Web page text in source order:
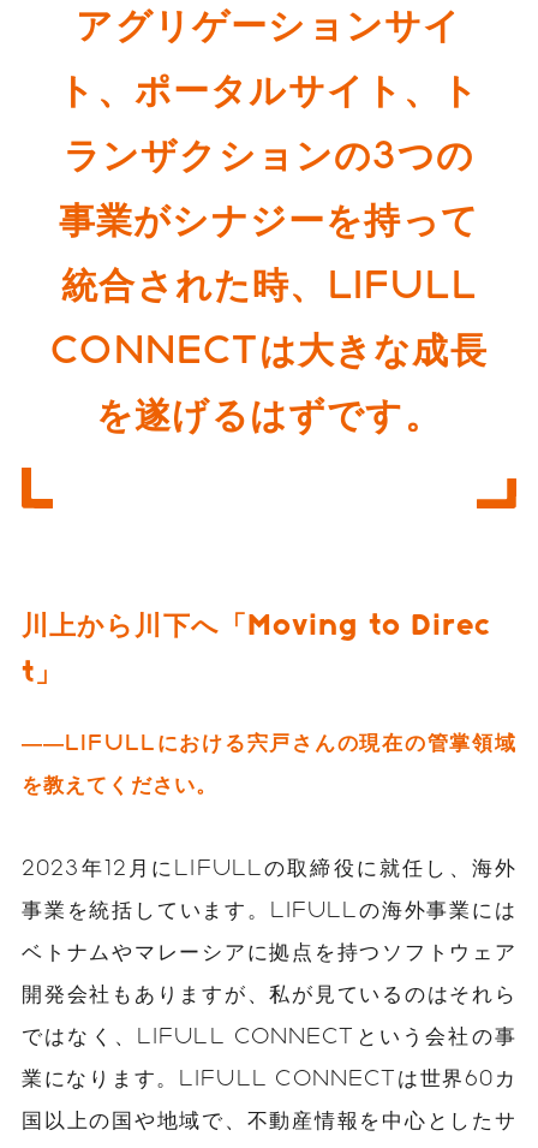
アグリゲーションサイ
ト、ポータルサイト、ト
ランザクションの3つの
事業がシナジーを持って
統合された時、LIFULL
CONNECTは大きな成長
を遂げるはずです。
川上から川下へ「Moving to Direc
t」
――LIFULLにおける宍戸さんの現在の管掌領域
を教えてください。
2023年12月にLIFULLの取締役に就任し、海外
事業を統括しています。LIFULLの海外事業には
ベトナムやマレーシアに拠点を持つソフトウェア
開発会社もありますが、私が見ているのはそれら
ではなく、LIFULL CONNECTという会社の事
業になります。LIFULL CONNECTは世界60カ
国以上の国や地域で、不動産情報を中心としたサ